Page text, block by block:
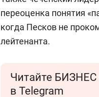
переоценка понятия
когда Песков не
лейтенанта.
Читайте БИЗНЕС
в Telegram